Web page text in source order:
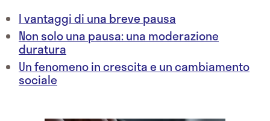
I vantaggi di una breve pausa
Non solo una pausa: una moderazione
duratura
Un fenomeno in crescita e un cambiamento
sociale